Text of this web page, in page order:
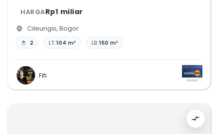
HARGARp1 miliar
Cileungsi, Bogor
2 LT:104 m² LB:150 m²
Fifi